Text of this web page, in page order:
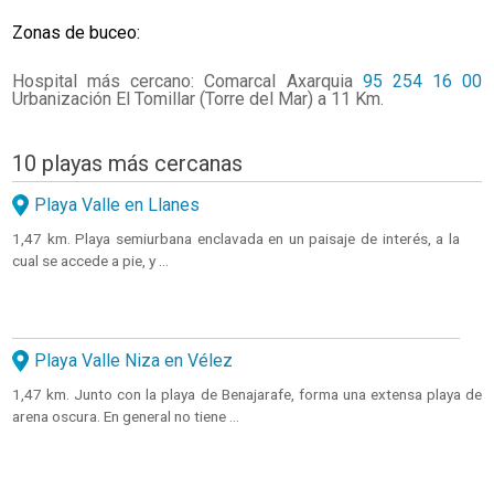
Zonas de buceo:
Hospital más cercano: Comarcal Axarquia 95 254 16 00
Urbanización El Tomillar (Torre del Mar) a 11 Km.
10 playas más cercanas
Playa Valle en Llanes
1,47 km. Playa semiurbana enclavada en un paisaje de interés, a la
cual se accede a pie, y ...
Playa Valle Niza en Vélez
1,47 km. Junto con la playa de Benajarafe, forma una extensa playa de
arena oscura. En general no tiene ...